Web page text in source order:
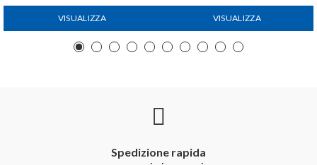
VISUALIZZA VISUALIZZA
Spedizione rapida